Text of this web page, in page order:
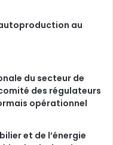
au
du secteur de
des régulateurs
opérationnel
et de l’énergie